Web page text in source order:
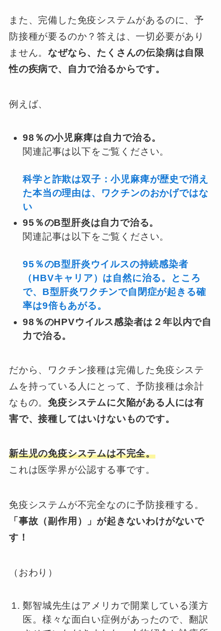
また、完備した免疫システムがあるのに、予
防接種が要るのか？答えは、一切必要があり
ません。なぜなら、たくさんの伝染病は自限
性の疾病で、自力で治るからです。
例えば、
98％の小児麻痺は自力で治る。
関連記事は以下をご覧ください。
科学と詐欺は双子：小児麻痺が歴史で消え
た本当の理由は、ワクチンのおかげではな
い
95％のB型肝炎は自力で治る。
関連記事は以下をご覧ください。
95％のB型肝炎ウイルスの持続感染者
（HBVキャリア）は自然に治る。ところ
で、B型肝炎ワクチンで自閉症が起きる確
率は9倍もあがる。
98％のHPVウイルス感染者は２年以内で自
力で治る。
だから、ワクチン接種は完備した免疫システ
ムを持っている人にとって、予防接種は余計
なもの。免疫システムに欠陥がある人には有
害で、接種してはいけないものです。
新生児の免疫システムは不完全。
これは医学界が公認する事です。
免疫システムが不完全なのに予防接種する。
「事故（副作用）」が起きないわけがないで
す！
（おわり）
鄭智城先生はアメリカで開業している漢方
医。様々な面白い症例があったので、翻訳